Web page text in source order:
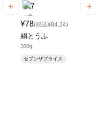
¥78(税込¥84.24)
絹とうふ
300g
セブンザプライス